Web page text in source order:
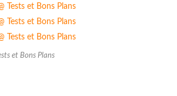
et Bons Plans